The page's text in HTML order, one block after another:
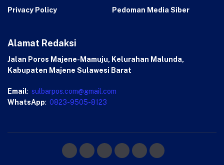
Privacy Policy
Pedoman Media Siber
Alamat Redaksi
Jalan Poros Majene-Mamuju, Kelurahan Malunda,
Kabupaten Majene Sulawesi Barat
Email: sulbarpos.com@gmail.com
WhatsApp: 0823-9505-8123